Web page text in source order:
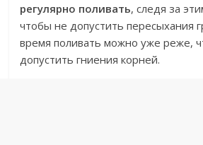
регулярно поливать, следя за
чтобы не допустить пересыхания
время поливать можно уже реже,
допустить гниения корней.